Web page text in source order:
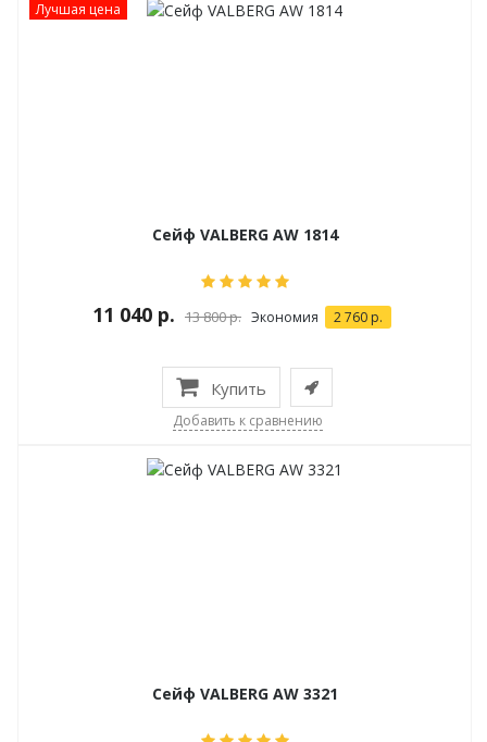
Лучшая цена
Сейф VALBERG AW 1814
11 040 р. 13 800 р. Экономия 2 760 р.
Купить
Добавить к сравнению
Сейф VALBERG AW 3321